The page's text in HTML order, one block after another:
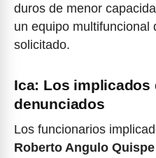
duros de menor
un equipo multifuncional
solicitado.
Ica: Los implicados
denunciados
Los funcionarios
Roberto Angulo Quispe